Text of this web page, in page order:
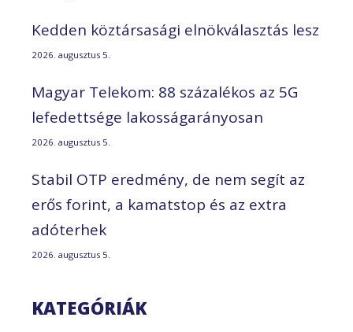
Kedden köztársasági elnökválasztás lesz
2026. augusztus 5.
Magyar Telekom: 88 százalékos az 5G
lefedettsége lakosságarányosan
2026. augusztus 5.
Stabil OTP eredmény, de nem segít az
erős forint, a kamatstop és az extra
adóterhek
2026. augusztus 5.
KATEGÓRIÁK